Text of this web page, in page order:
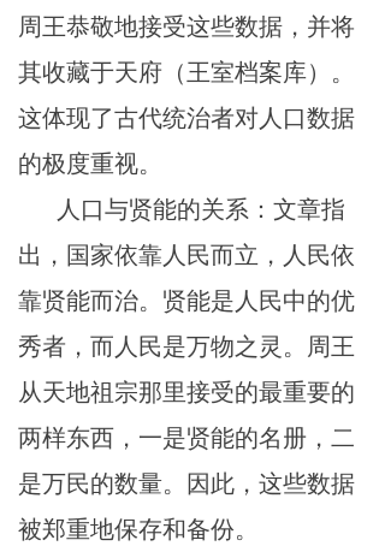
周王恭敬地接受这些数据，并将
其收藏于天府（王室档案库）。
这体现了古代统治者对人口数据
的极度重视。
人口与贤能的关系：文章指
出，国家依靠人民而立，人民依
靠贤能而治。贤能是人民中的优
秀者，而人民是万物之灵。周王
从天地祖宗那里接受的最重要的
两样东西，一是贤能的名册，二
是万民的数量。因此，这些数据
被郑重地保存和备份。